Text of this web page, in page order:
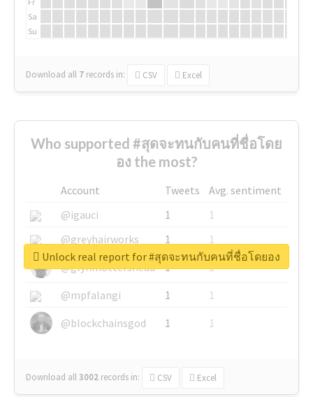
Sa
Su
Download all 7 records in: CSV Excel
Who supported #สุดจะทนกับคนที่ชื่อโดย
อง the most?
Account Tweets
Avg. sentiment
@igauci
1
1
@greyhairworks
1
1
@glynmottershead
1
1
@mpfalangi
1
1
@blockchainsgod
1 1
Download all3002 records in: CSV Excel
Unlock real report for #สุดจะทนกับคนที่ชื่อโดยอง